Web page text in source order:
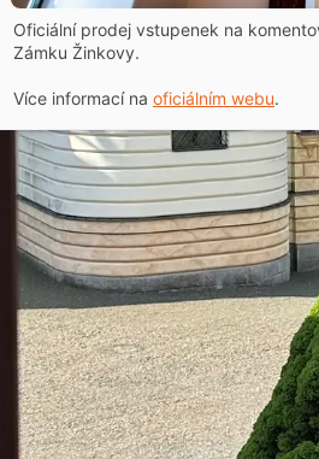
Oficiální prodej vstupenek na
Zámku Žinkovy.
Více informací na oficiálním webu.